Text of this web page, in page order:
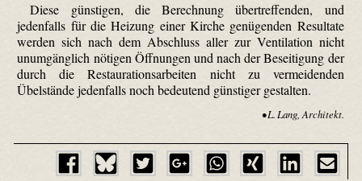
Diese günstigen, die Berechnung übertreffenden, und
jedenfalls für die Heizung einer Kirche genügenden Resultate
werden sich nach dem Abschluss aller zur Ventilation nicht
unumgänglich nötigen Öffnungen und nach der Beseitigung der
durch die Restaurationsarbeiten nicht zu vermeidenden
Übelstände jedenfalls noch bedeutend günstiger gestalten.
• L. Lang, Architekt.